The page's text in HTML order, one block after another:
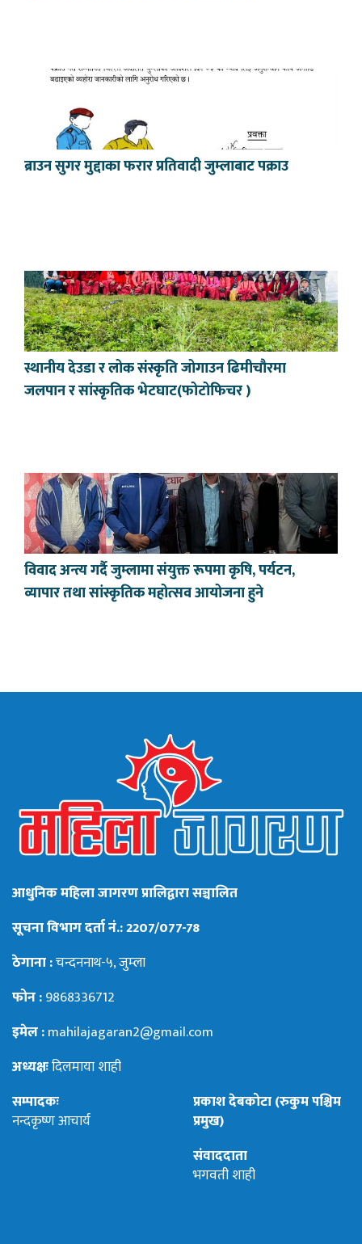
ब्राउन सुगर मुद्दाका फरार प्रतिवादी जुम्लाबाट पक्राउ
स्थानीय देउडा र लोक संस्कृति जोगाउन ढिमीचौरमा
जलपान र सांस्कृतिक भेटघाट(फोटोफिचर )
विवाद अन्त्य गर्दै जुम्लामा संयुक्त रूपमा कृषि, पर्यटन,
व्यापार तथा सांस्कृतिक महोत्सव आयोजना हुने
आधुनिक महिला जागरण प्रालिद्वारा सञ्चालित
सूचना विभाग दर्ता नं.: 2207/077-78
ठेगाना :चन्दननाथ-५, जुम्ला
फोन :9868336712
इमेल :mahilajagaran2@gmail.com
अध्यक्षःदिलमाया शाही
सम्पादकः
नन्दकृष्ण आचार्य
प्रकाश देबकोटा (रुकुम पश्चिम
प्रमुख)
संवाददाता
भगवती शाही